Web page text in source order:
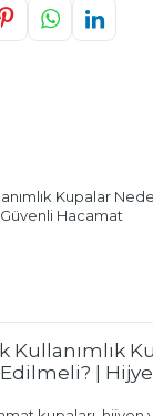
Kullanımlık
|